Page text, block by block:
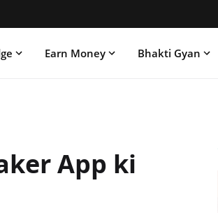
Earn Money Bhakti Gyan
App ki